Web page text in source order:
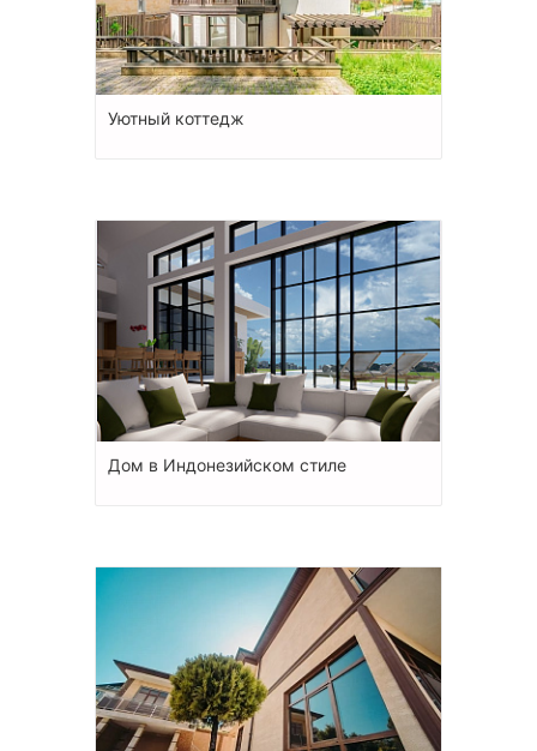
Уютный коттедж
Дом в Индонезийском стиле